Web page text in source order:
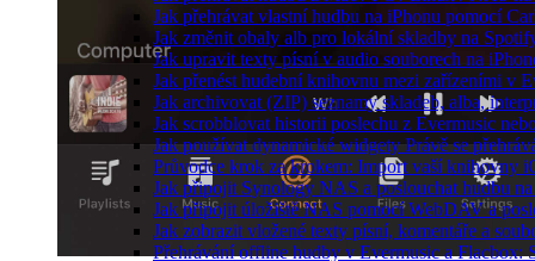
Jak přehrávat vlastní hudbu na iPhonu pomocí
Jak změnit obaly alb pro lokální skladby na
Jak upravit texty písní v audio souborech na
Jak přenést hudební knihovnu mezi zařízeními v
Jak archivovat (ZIP) seznamy skladeb, alba,
Jak scrobblovat historii poslechu z Evermusic
Jak používat dynamické widgety Právě se
Průvodce krok za krokem: Import vaší knihovny
Jak připojit Synology NAS a poslouchat hudbu
Jak připojit úložiště NAS pomocí WebDAV a
Jak zobrazit vložené texty písní, komentáře a
Přehrávání offline hudby v Evermusic a Flacbox: